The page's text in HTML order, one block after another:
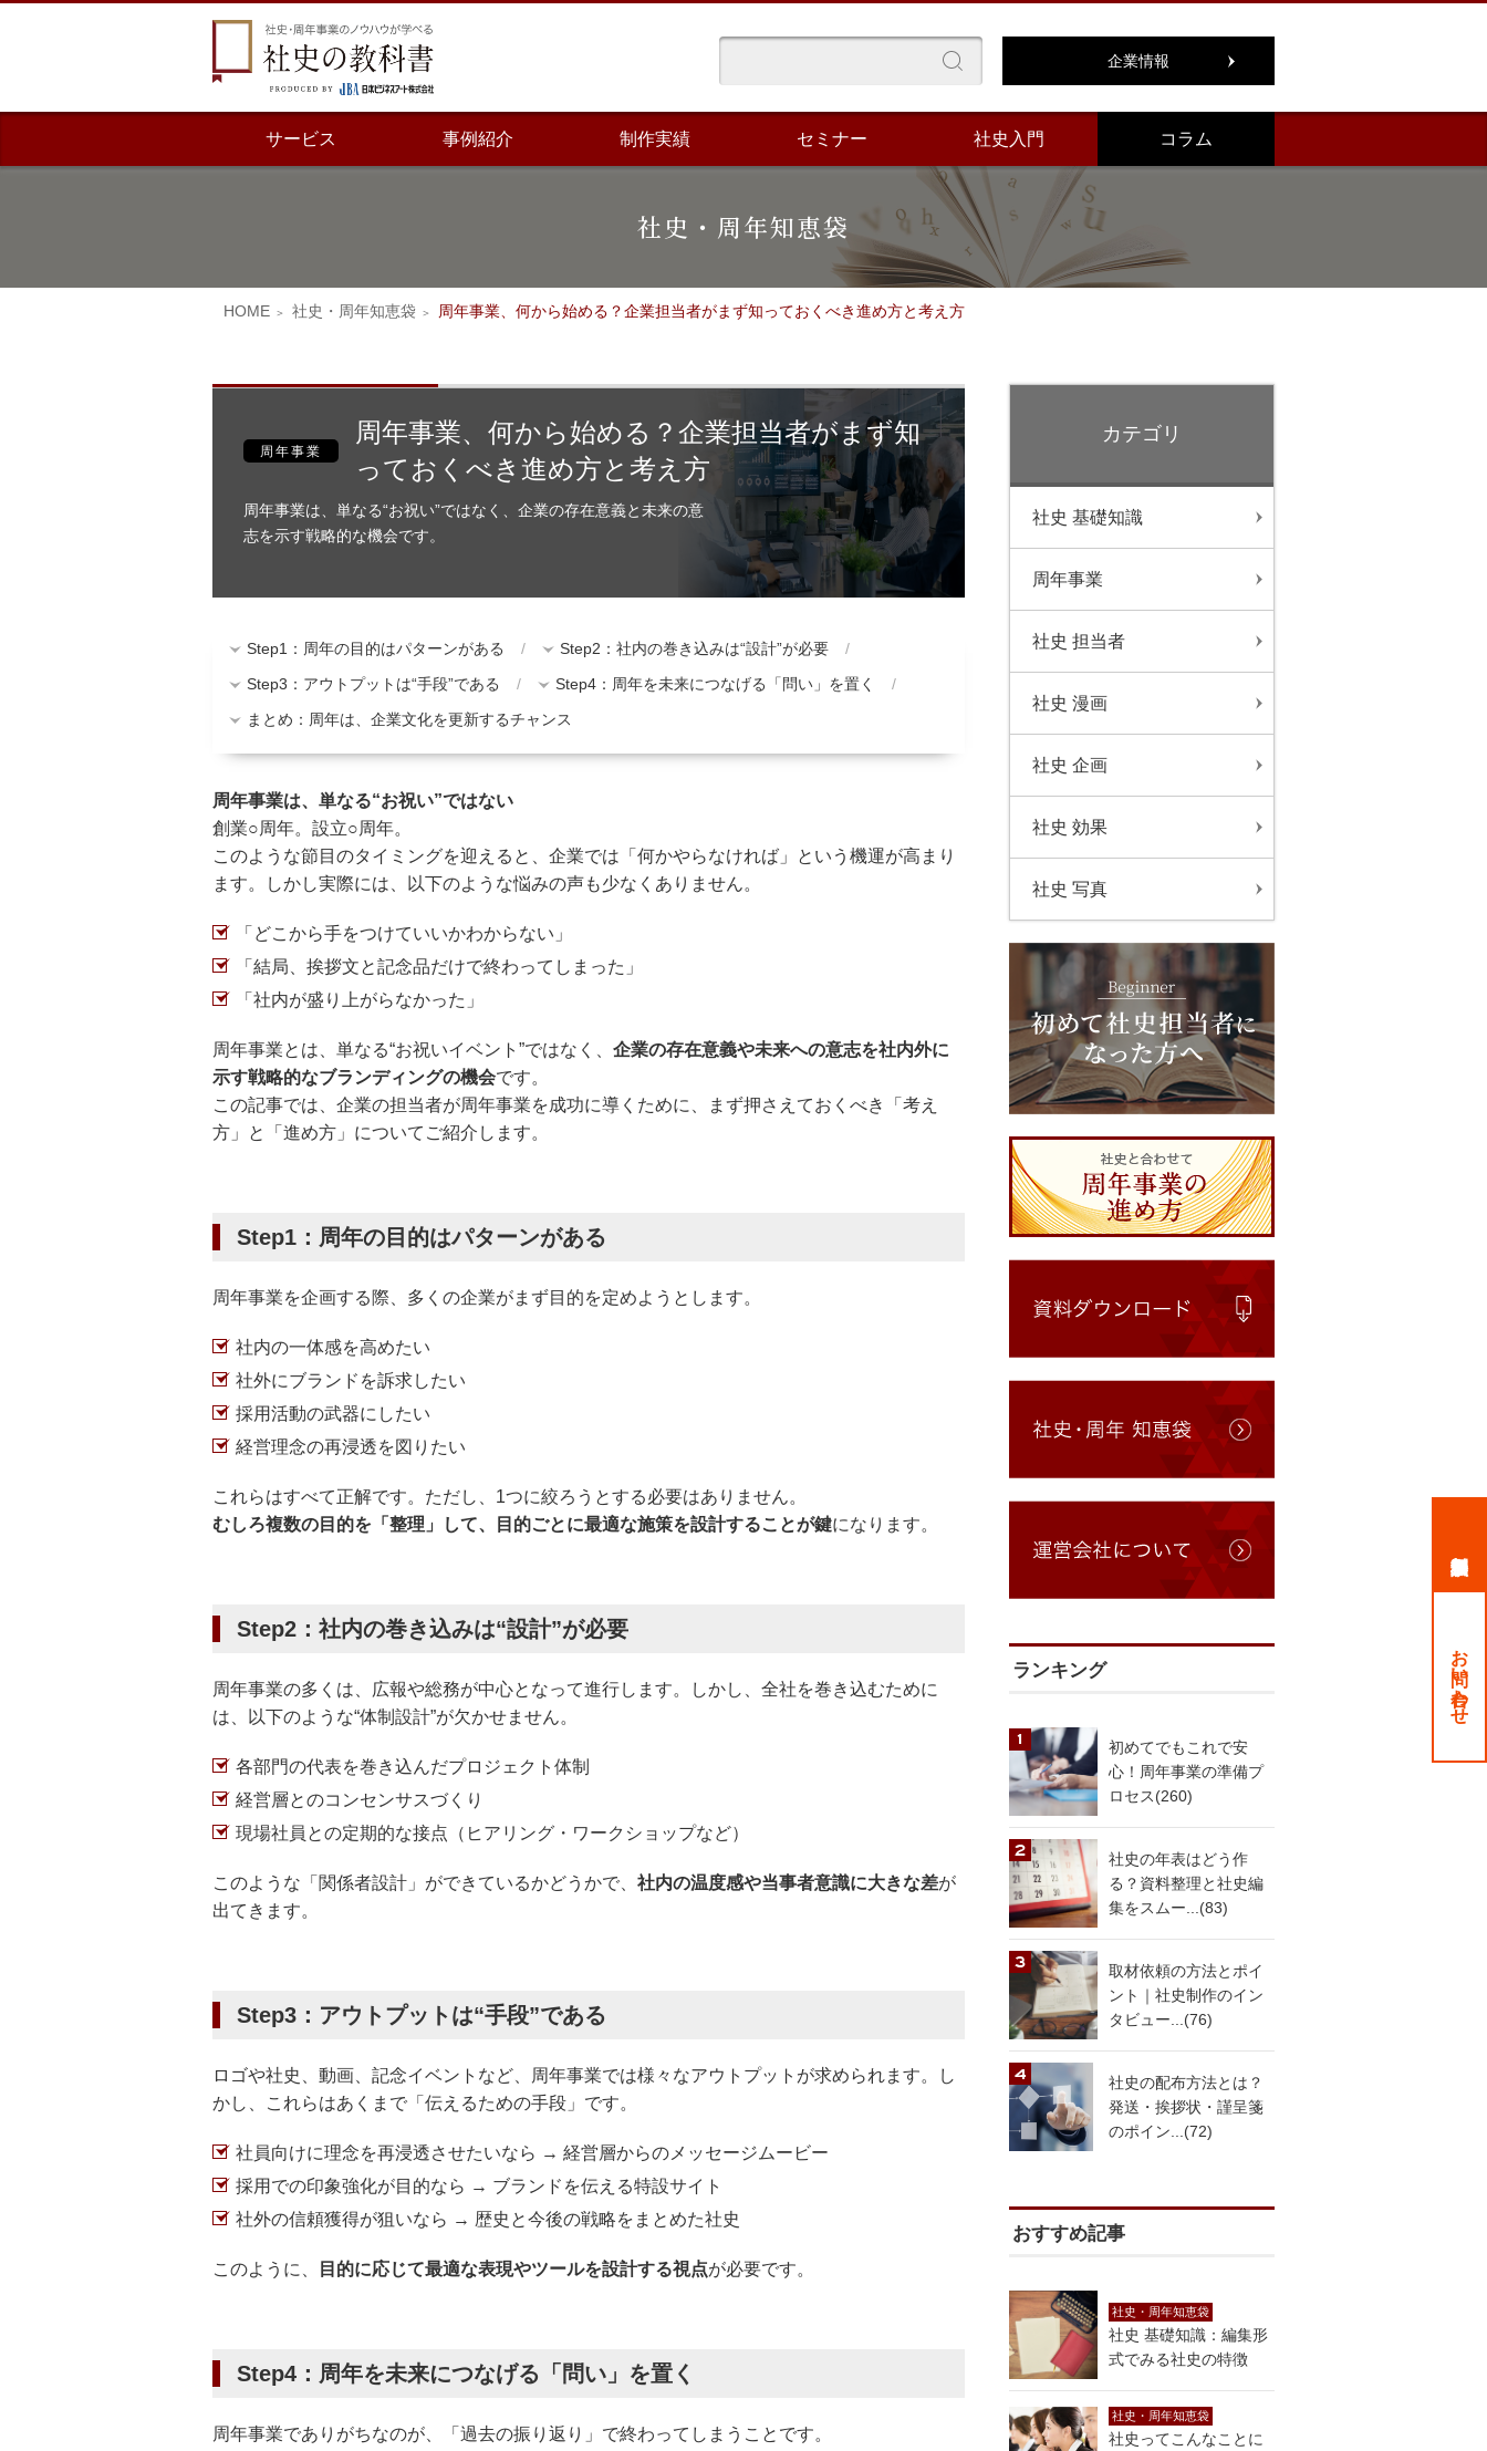
企業情報
サービス 事例紹介 制作実績 セミナー 社史入門 コラム
お問い合わせ
社史・周年知恵袋
HOME 社史・周年知恵袋 周年事業、何から始める？企業担当者がまず知っておくべき進め方と考え方
周年事業
周年事業、何から始める？企業担当者がまず知
っておくべき進め方と考え方
周年事業は、単なる“お祝い”ではなく、企業の存在意義と未来の意
志を示す戦略的な機会です。
Step1：周年の目的はパターンがある
Step2：社内の巻き込みは“設計”が必要
Step3：アウトプットは“手段”である
Step4：周年を未来につなげる「問い」を置く
まとめ：周年は、企業文化を更新するチャンス
周年事業は、単なる“お祝い”ではない
創業○周年。設立○周年。
このような節目のタイミングを迎えると、企業では「何かやらなければ」という機運が高まり
ます。しかし実際には、以下のような悩みの声も少なくありません。
「どこから手をつけていいかわからない」
「結局、挨拶文と記念品だけで終わってしまった」
「社内が盛り上がらなかった」
周年事業とは、単なる“お祝いイベント”ではなく、 企業の存在意義や未来への意志を社内外に
示す戦略的なブランディングの機会です。
この記事では、企業の担当者が周年事業を成功に導くために、まず押さえておくべき「考え
方」と「進め方」についてご紹介します。
Step1：周年の目的はパターンがある
周年事業を企画する際、多くの企業がまず目的を定めようとします。
社内の一体感を高めたい
社外にブランドを訴求したい
採用活動の武器にしたい
経営理念の再浸透を図りたい
これらはすべて正解です。ただし、1つに絞ろうとする必要はありません。
むしろ複数の目的を「整理」して、目的ごとに最適な施策を設計することが鍵になります。
Step2：社内の巻き込みは“設計”が必要
周年事業の多くは、広報や総務が中心となって進行します。しかし、全社を巻き込むために
は、以下のような“体制設計”が欠かせません。
各部門の代表を巻き込んだプロジェクト体制
経営層とのコンセンサスづくり
現場社員との定期的な接点（ヒアリング・ワークショップなど）
このような「関係者設計」ができているかどうかで、 社内の温度感や当事者意識に大きな差が
出てきます。
Step3：アウトプットは“手段”である
ロゴや社史、動画、記念イベントなど、周年事業では様々なアウトプットが求められます。し
かし、これらはあくまで「伝えるための手段」です。
社員向けに理念を再浸透させたいなら → 経営層からのメッセージムービー
採用での印象強化が目的なら → ブランドを伝える特設サイト
社外の信頼獲得が狙いなら → 歴史と今後の戦略をまとめた社史
このように、 目的に応じて最適な表現やツールを設計する視点が必要です。
Step4：周年を未来につなげる「問い」を置く
周年事業でありがちなのが、「過去の振り返り」で終わってしまうことです。
カテゴリ
社史 基礎知識
周年事業
社史 担当者
社史 漫画
社史 企画
社史 効果
社史 写真
ランキング
初めてでもこれで安
心！周年事業の準備プ
ロセス(260)
社史の年表はどう作
る？資料整理と社史編
集をスムー...(83)
取材依頼の方法とポイ
ント｜社史制作のイン
タビュー...(76)
社史の配布方法とは？
発送・挨拶状・謹呈箋
のポイン...(72)
おすすめ記事
社史・周年知恵袋
社史 基礎知識：編集形
式でみる社史の特徴
社史・周年知恵袋
社史ってこんなことに